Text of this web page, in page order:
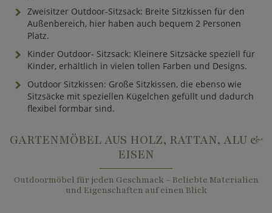
Zweisitzer Outdoor-Sitzsack: Breite Sitzkissen für den
Außenbereich, hier haben auch bequem 2 Personen
Platz.
Kinder Outdoor- Sitzsack: Kleinere Sitzsäcke speziell für
Kinder, erhältlich in vielen tollen Farben und Designs.
Outdoor Sitzkissen: Große Sitzkissen, die ebenso wie
Sitzsäcke mit speziellen Kügelchen gefüllt und dadurch
flexibel formbar sind.
GARTENMÖBEL AUS HOLZ, RATTAN, ALU &
EISEN
Outdoormöbel für jeden Geschmack – Beliebte Materialien
und Eigenschaften auf einen Blick